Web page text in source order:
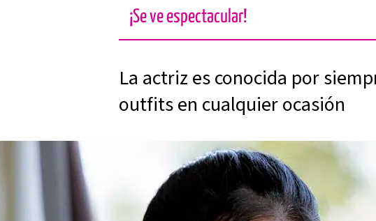
¡Se ve espectacular!
La actriz es conocida por
outfits en cualquier ocasión